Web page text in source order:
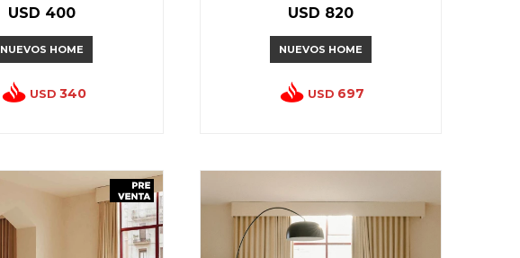
USD 400
NUEVOS HOME
USD 340
USD 820
NUEVOS HOME
USD 697